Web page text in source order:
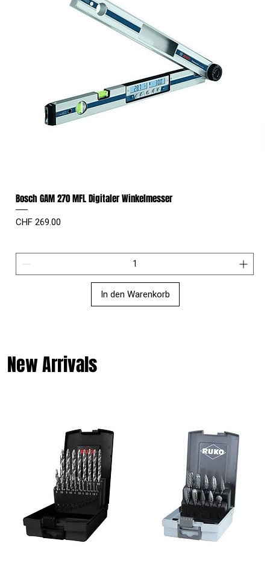
New Arrivals
Bosch GAM 270 MFL Digitaler Winkelmesser
Preis
CHF 269.00
In den Warenkorb